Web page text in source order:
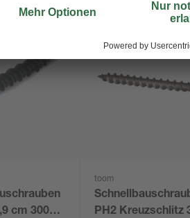
cm 300
toom
PH2 Kreuzschlitz